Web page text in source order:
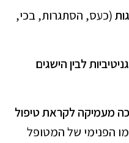
(כעס, הסתגרות, בכי,
לבין הישגים
מעמיקה לקראת טיפול
הפנימי של המטופל